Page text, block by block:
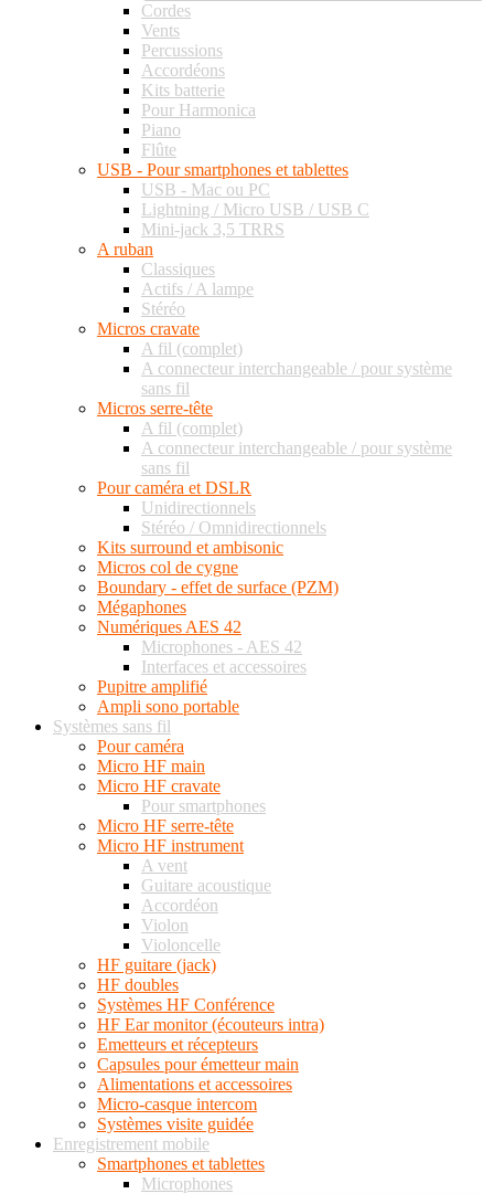
Cordes
Vents
Percussions
Accordéons
Kits batterie
Pour Harmonica
Piano
Flûte
USB - Pour smartphones et tablettes
USB - Mac ou PC
Lightning / Micro USB / USB C
Mini-jack 3,5 TRRS
A ruban
Classiques
Actifs / A lampe
Stéréo
Micros cravate
A fil (complet)
A connecteur interchangeable / pour système
sans fil
Micros serre-tête
A fil (complet)
A connecteur interchangeable / pour système
sans fil
Pour caméra et DSLR
Unidirectionnels
Stéréo / Omnidirectionnels
Kits surround et ambisonic
Micros col de cygne
Boundary - effet de surface (PZM)
Mégaphones
Numériques AES 42
Microphones - AES 42
Interfaces et accessoires
Pupitre amplifié
Ampli sono portable
Systèmes sans fil
Pour caméra
Micro HF main
Micro HF cravate
Pour smartphones
Micro HF serre-tête
Micro HF instrument
A vent
Guitare acoustique
Accordéon
Violon
Violoncelle
HF guitare (jack)
HF doubles
Systèmes HF Conférence
HF Ear monitor (écouteurs intra)
Emetteurs et récepteurs
Capsules pour émetteur main
Alimentations et accessoires
Micro-casque intercom
Systèmes visite guidée
Enregistrement mobile
Smartphones et tablettes
Microphones